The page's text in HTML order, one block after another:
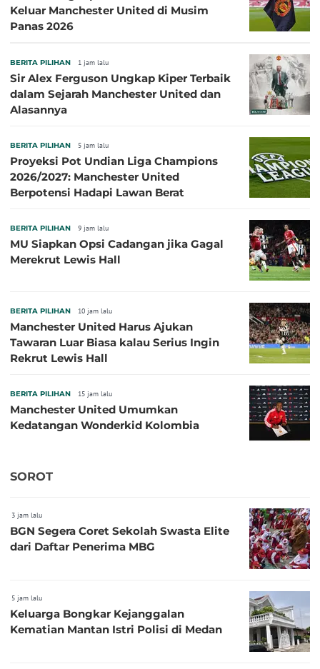
Keluar Manchester United di Musim
Panas 2026
BERITA PILIHAN 1 jam lalu
Sir Alex Ferguson Ungkap Kiper Terbaik
dalam Sejarah Manchester United dan
Alasannya
BERITA PILIHAN 5 jam lalu
Proyeksi Pot Undian Liga Champions
2026/2027: Manchester United
Berpotensi Hadapi Lawan Berat
BERITA PILIHAN 9 jam lalu
MU Siapkan Opsi Cadangan jika Gagal
Merekrut Lewis Hall
BERITA PILIHAN 10 jam lalu
Manchester United Harus Ajukan
Tawaran Luar Biasa kalau Serius Ingin
Rekrut Lewis Hall
BERITA PILIHAN 15 jam lalu
Manchester United Umumkan
Kedatangan Wonderkid Kolombia
SOROT
3 jam lalu
BGN Segera Coret Sekolah Swasta Elite
dari Daftar Penerima MBG
5 jam lalu
Keluarga Bongkar Kejanggalan
Kematian Mantan Istri Polisi di Medan